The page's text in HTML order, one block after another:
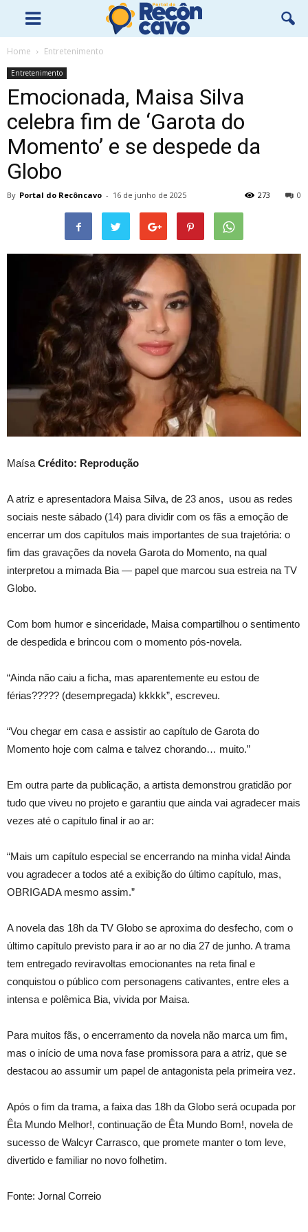
Home Entretenimento
Entretenimento
Emocionada, Maisa Silva
celebra fim de ‘Garota do
Momento’ e se despede da
Globo
By Portal do Recôncavo - 16 de junho de 2025 0
273
Maísa Crédito: Reprodução
A atriz e apresentadora Maisa Silva, de 23 anos, usou as redes
sociais neste sábado (14) para dividir com os fãs a emoção de
encerrar um dos capítulos mais importantes de sua trajetória: o
fim das gravações da novela Garota do Momento, na qual
interpretou a mimada Bia — papel que marcou sua estreia na TV
Globo.
Com bom humor e sinceridade, Maisa compartilhou o sentimento
de despedida e brincou com o momento pós-novela.
“Ainda não caiu a ficha, mas aparentemente eu estou de
férias????? (desempregada) kkkkk”, escreveu.
“Vou chegar em casa e assistir ao capítulo de Garota do
Momento hoje com calma e talvez chorando… muito.”
Em outra parte da publicação, a artista demonstrou gratidão por
tudo que viveu no projeto e garantiu que ainda vai agradecer mais
vezes até o capítulo final ir ao ar:
“Mais um capítulo especial se encerrando na minha vida! Ainda
vou agradecer a todos até a exibição do último capítulo, mas,
OBRIGADA mesmo assim.”
A novela das 18h da TV Globo se aproxima do desfecho, com o
último capítulo previsto para ir ao ar no dia 27 de junho. A trama
tem entregado reviravoltas emocionantes na reta final e
conquistou o público com personagens cativantes, entre eles a
intensa e polêmica Bia, vivida por Maisa.
Para muitos fãs, o encerramento da novela não marca um fim,
mas o início de uma nova fase promissora para a atriz, que se
destacou ao assumir um papel de antagonista pela primeira vez.
Após o fim da trama, a faixa das 18h da Globo será ocupada por
Êta Mundo Melhor!, continuação de Êta Mundo Bom!, novela de
sucesso de Walcyr Carrasco, que promete manter o tom leve,
divertido e familiar no novo folhetim.
Fonte: Jornal Correio